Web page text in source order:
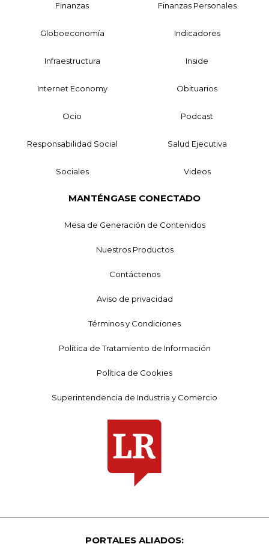
Finanzas Finanzas Personales
Globoeconomía Indicadores
Infraestructura Inside
Internet Economy Obituarios
Ocio Podcast
Responsabilidad Social Salud Ejecutiva
Sociales Videos
MANTÉNGASE CONECTADO
Mesa de Generación de Contenidos
Nuestros Productos
Contáctenos
Aviso de privacidad
Términos y Condiciones
Política de Tratamiento de Información
Política de Cookies
Superintendencia de Industria y Comercio
PORTALES ALIADOS: